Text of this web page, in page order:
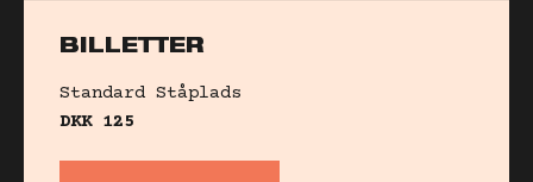
BILLETTER
Standard Ståplads
DKK 125